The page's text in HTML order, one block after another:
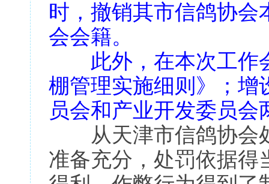
时，撤销其市信鸽协会
会会籍。
此外，在本次工作
棚管理实施细则》；增
员会和产业开发委员会
从天津市信鸽协会
准备充分，处罚依据得